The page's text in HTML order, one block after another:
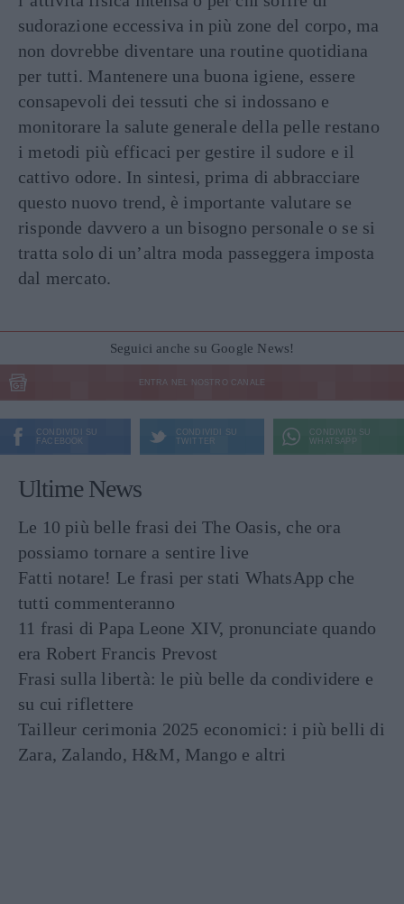
sudorazione eccessiva in più zone del corpo, ma
non dovrebbe diventare una routine quotidiana
per tutti. Mantenere una buona igiene, essere
consapevoli dei tessuti che si indossano e
monitorare la salute generale della pelle restano
i metodi più efficaci per gestire il sudore e il
cattivo odore. In sintesi, prima di abbracciare
questo nuovo trend, è importante valutare se
risponde davvero a un bisogno personale o se si
tratta solo di un’altra moda passeggera imposta
dal mercato​.
Seguici anche su Google News!
ENTRA NEL NOSTRO CANALE
CONDIVIDI SU
FACEBOOK
CONDIVIDI SU
TWITTER
CONDIVIDI SU
WHATSAPP
Ultime News
Le 10 più belle frasi dei The Oasis, che ora
possiamo tornare a sentire live
Fatti notare! Le frasi per stati WhatsApp che
tutti commenteranno
11 frasi di Papa Leone XIV, pronunciate quando
era Robert Francis Prevost
Frasi sulla libertà: le più belle da condividere e
su cui riflettere
Tailleur cerimonia 2025 economici: i più belli di
Zara, Zalando, H&M, Mango e altri